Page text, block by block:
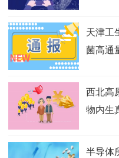
天津工
菌高通
西北高
物内生
半导体